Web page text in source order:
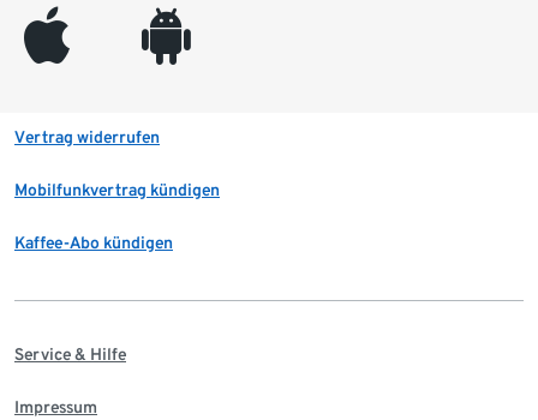
appleinc android
Vertrag widerrufen
Mobilfunkvertrag kündigen
Kaffee-Abo kündigen
Service & Hilfe
Impressum